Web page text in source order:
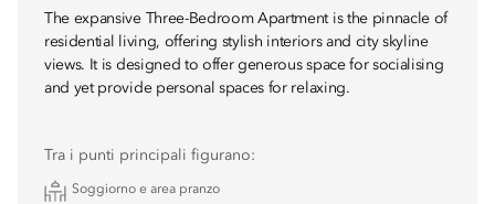
The expansive Three-Bedroom Apartment is the pinnacle of
residential living, offering stylish interiors and city skyline
views. It is designed to offer generous space for socialising
and yet provide personal spaces for relaxing.
Tra i punti principali figurano:
Soggiorno e area pranzo